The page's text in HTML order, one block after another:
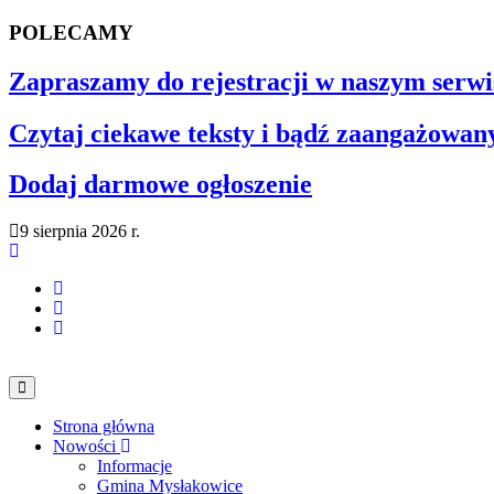
POLECAMY
Zapraszamy do rejestracji w naszym
Czytaj ciekawe teksty i bądź
Dodaj darmowe ogłoszenie
9 sierpnia 2026 r.
Strona główna
Nowości
Informacje
Gmina Mysłakowice